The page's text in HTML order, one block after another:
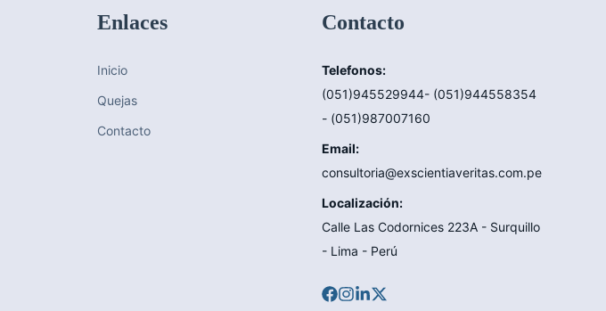
Enlaces
Inicio
Quejas
Contacto
Contacto
Telefonos:
(051)945529944- (051)944558354
- (051)987007160
Email:
consultoria@exscientiaveritas.com.pe
Localización:
Calle Las Codornices 223A - Surquillo
- Lima - Perú